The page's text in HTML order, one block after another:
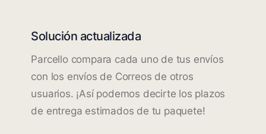
Solución actualizada
Parcello compara cada uno de tus envíos
con los envíos de Correos de otros
usuarios. ¡Así podemos decirte los plazos
de entrega estimados de tu paquete!